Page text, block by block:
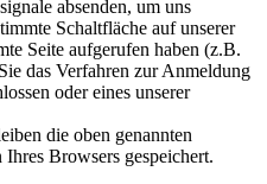
absenden, um uns
Schaltfläche auf unserer
Seite aufgerufen haben (z.B.
das Verfahren zur Anmeldung
oder eines unserer
die oben genannten
Browsers gespeichert.